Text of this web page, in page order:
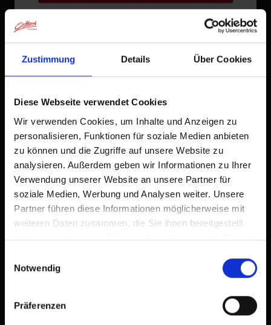
Zustimmung Details Über Cookies
Diese Webseite verwendet Cookies
Wir verwenden Cookies, um Inhalte und Anzeigen zu
personalisieren, Funktionen für soziale Medien anbieten
zu können und die Zugriffe auf unsere Website zu
analysieren. Außerdem geben wir Informationen zu Ihrer
Verwendung unserer Website an unsere Partner für
soziale Medien, Werbung und Analysen weiter. Unsere
Partner führen diese Informationen möglicherweise mit
weiteren Daten zusammen, die Sie ihnen bereitgestellt
haben oder die sie im Rahmen Ihrer Nutzung der Dienste
Notwendig
Präferenzen